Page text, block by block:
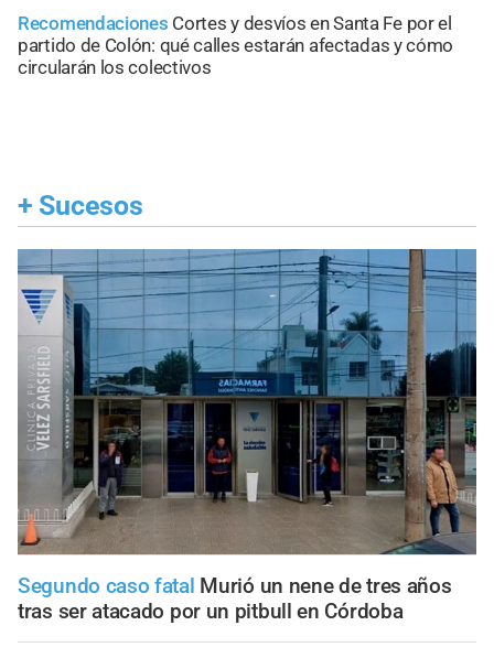
Recomendaciones Cortes y desvíos en Santa Fe por el
partido de Colón: qué calles estarán afectadas y cómo
circularán los colectivos
+ Sucesos
Segundo caso fatal Murió un nene de tres años
tras ser atacado por un pitbull en Córdoba